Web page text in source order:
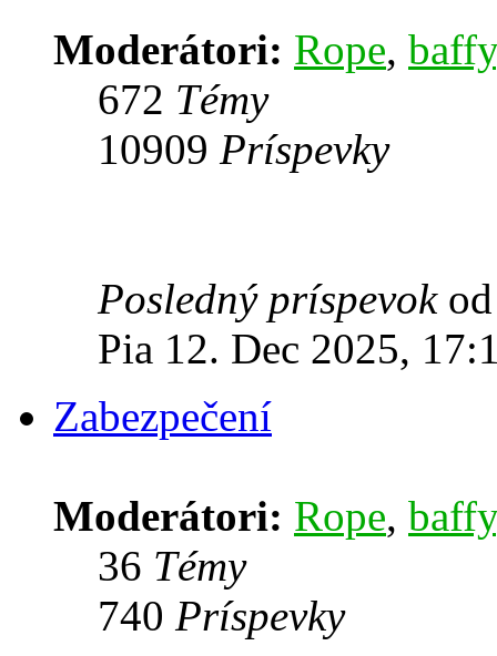
Moderátori: Rope, baffy
672 Témy
10909 Príspevky
Posledný príspevok
Pia 12. Dec 2025,
Zabezpečení
Moderátori: Rope, baffy
36 Témy
740 Príspevky